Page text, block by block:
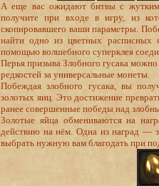
А еще вас ожидают битвы с жутким
получите при входе в игру, из
скопировавшего ваши параметры.
найти одно из цветных расписных
помощью волшебного суперклея
Перья призыва Злобного гусака
редкостей за универсальные монеты.
Побеждая злобного гусака, вы
золотых яиц. Это достижение
ранее совершенные победы над
Золотые яйца обмениваются на
действию на нём. Одна из наград —
выбрать нужную вам благодать при